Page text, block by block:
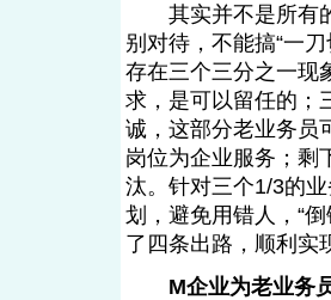
其实并不是所有的
别对待，不能搞“一
存在三个三分之一现
求，是可以留任的；
诚，这部分老业务员
岗位为企业服务；剩
汰。针对三个1/3的
划，避免用错人，“
了四条出路，顺利
M企业为老业务